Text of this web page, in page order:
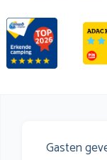
Gasten